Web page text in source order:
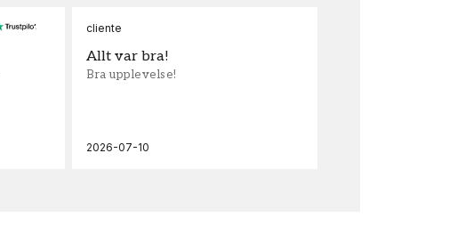
cliente
Allt var bra!
Bra upplevelse!
2026-07-10